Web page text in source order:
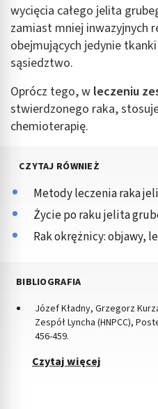
wycięcia całego jelita
zamiast mniej inwazyjnych
obejmujących jedynie
sąsiedztwo.
Oprócz tego, w leczeniu
stwierdzonego raka,
chemioterapię.
CZYTAJ RÓWNIEŻ
Metody leczenia raka
Życie po raku jelita
Rak okrężnicy: objawy,
BIBLIOGRAFIA
Józef Kładny, Grzegorz
Zespół Lyncha (HNPCC),
456-459.
Czytaj więcej